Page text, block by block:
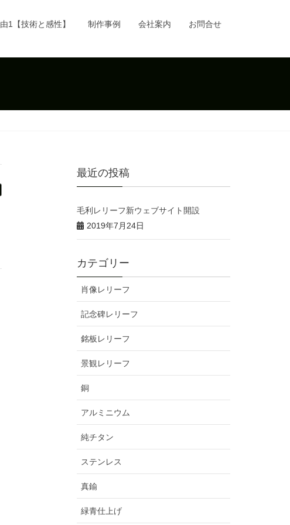
1【技術と感性】 制作事例 会社案内 お問合せ
最近の投稿
毛利レリーフ新ウェブサイト開設
2019年7月24日
カテゴリー
肖像レリーフ
記念碑レリーフ
銘板レリーフ
景観レリーフ
銅
アルミニウム
純チタン
ステンレス
真鍮
緑青仕上げ